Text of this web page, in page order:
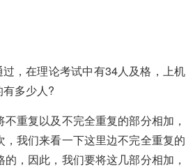
，在理论考试中有34人及格，上机
多少人?
重复以及不完全重复的部分相加，
我们来看一下这里边不完全重复的
，因此，我们要将这几部分相加，